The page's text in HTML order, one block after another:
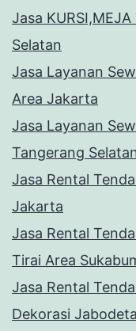
Jasa
Selatan
Jasa Layanan
Area Jakarta
Jasa Layanan
Tangerang
Jasa Rental
Jakarta
Jasa Rental
Tirai Area
Jasa Rental
Dekorasi